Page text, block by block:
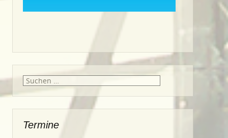
Suche
Termine